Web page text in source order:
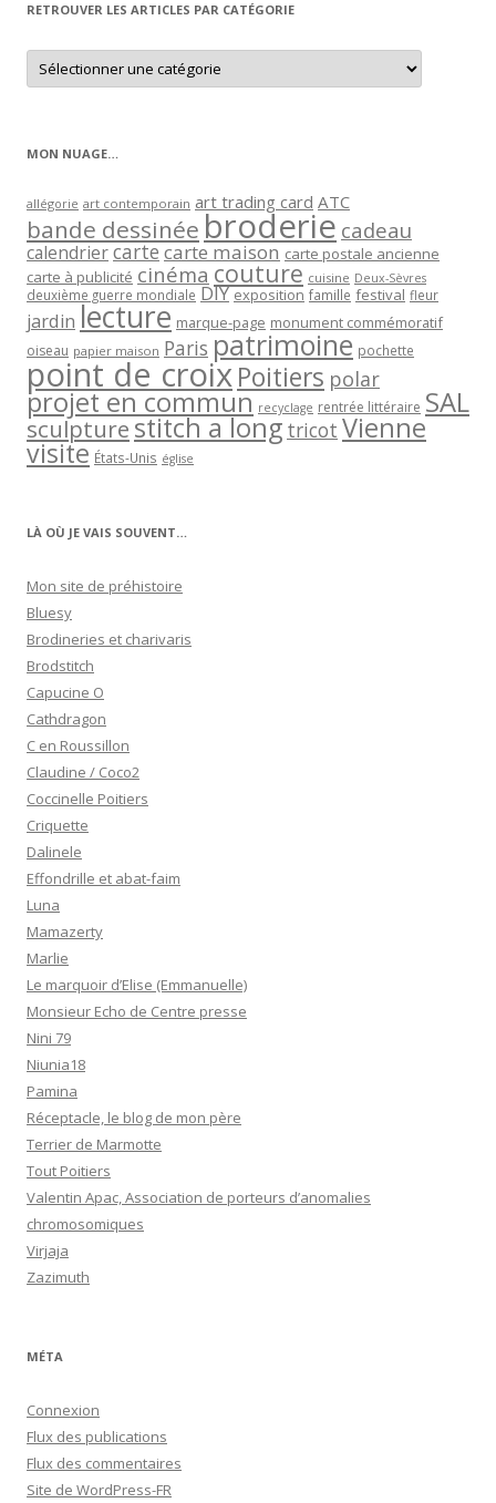
RETROUVER LES ARTICLES PAR CATÉGORIE
Retrouver
les
articles
MON NUAGE…
allégorie art contemporain art trading card ATC
bande dessinée broderie cadeau
calendriercartecarte maison carte postale ancienne
carte à publicité cinéma couture cuisine Deux-Sèvres
deuxième guerre mondiale DIY exposition famille festival fleur
jardin lecture marque-page monument commémoratif
oiseau papier maison Paris patrimoine pochette
point de croixPoitiers polar
projet en commun recyclage rentrée littéraire SAL
sculpturestitch a long tricot Vienne
visite États-Unis église
LÀ OÙ JE VAIS SOUVENT…
Mon site de préhistoire
Bluesy
Brodineries et charivaris
Brodstitch
Capucine O
Cathdragon
C en Roussillon
Claudine / Coco2
Coccinelle Poitiers
Criquette
Dalinele
Effondrille et abat-faim
Luna
Mamazerty
Marlie
Le marquoir d’Elise (Emmanuelle)
Monsieur Echo de Centre presse
Nini 79
Niunia18
Pamina
Réceptacle, le blog de mon père
Terrier de Marmotte
Tout Poitiers
Valentin Apac, Association de porteurs d’anomalies
chromosomiques
Virjaja
Zazimuth
MÉTA
Connexion
Flux des publications
Flux des commentaires
Site de WordPress-FR